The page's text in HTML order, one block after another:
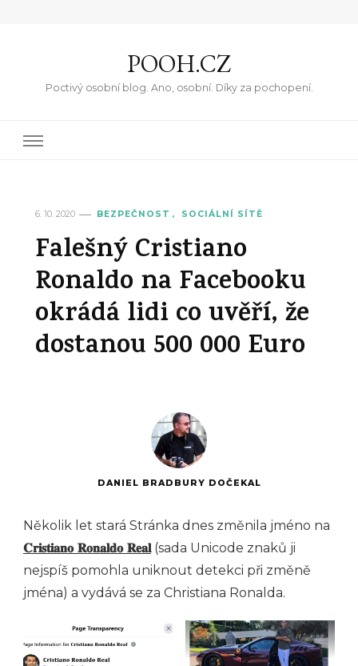
POOH.CZ
Poctivý osobní blog. Ano, osobní. Díky za pochopení.
6. 10. 2020 BEZPEČNOST SOCIÁLNÍ SÍTĚ
Falešný Cristiano
Ronaldo na Facebooku
okrádá lidi co uvěří, že
dostanou 500 000 Euro
DANIEL BRADBURY DOČEKAL
Několik let stará Stránka dnes změnila jméno na
𝐂𝐫𝐢𝐬𝐭𝐢𝐚𝐧𝐨 𝐑𝐨𝐧𝐚𝐥𝐝𝐨 𝐑𝐞𝐚𝐥(sada Unicode znaků ji
nejspíš pomohla uniknout detekci při změně
jména) a vydává se za Christiana Ronalda.